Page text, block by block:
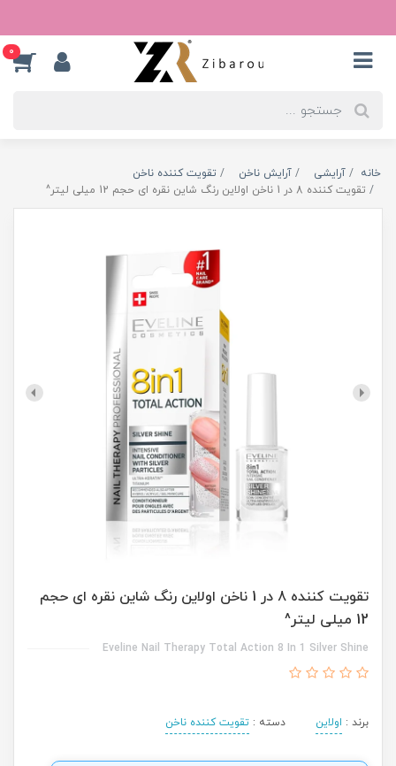
0
خانه آرایشی آرایش ناخن
تقویت کننده ناخن
تقویت کننده 8 در 1 ناخن اولاین رنگ شاین نقره ای حجم 12 میلی لیتر^
تقویت کننده 8 در 1 ناخن اولاین رنگ شاین نقره ای حجم
12 میلی لیتر^
Eveline Nail Therapy Total Action 8 In 1 Silver Shine
برند : اولاین دسته : تقویت کننده ناخن